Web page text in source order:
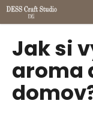
Přejít
obsah
Jak si
aroma
K
o
C
o
p